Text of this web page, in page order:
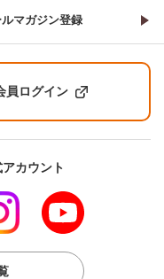
ルマガジン登録
員ログイン
カウント